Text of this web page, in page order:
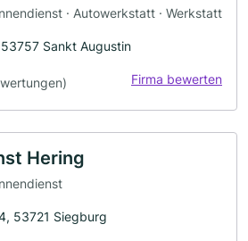
· Autowerkstatt · Werkstatt
Sankt Augustin
Firma bewerten
Hering
53721 Siegburg